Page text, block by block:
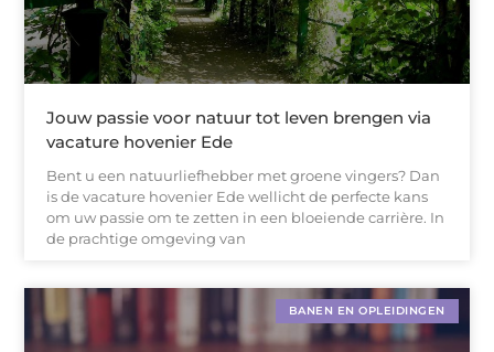
Jouw passie voor natuur tot leven brengen via
vacature hovenier Ede
Bent u een natuurliefhebber met groene vingers? Dan
is de vacature hovenier Ede wellicht de perfecte kans
om uw passie om te zetten in een bloeiende carrière. In
de prachtige omgeving van
BANEN EN OPLEIDINGEN